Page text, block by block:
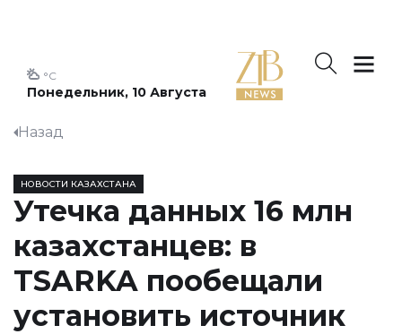
Понедельник, 10 Августа
°C
Назад
НОВОСТИ КАЗАХСТАНА
Утечка данных 16 млн
казахстанцев: в
TSARKA пообещали
установить источник